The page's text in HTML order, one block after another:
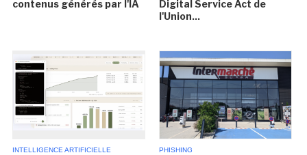
contenus générés par l'IA
Digital Service Act de
l'Union...
INTELLIGENCE ARTIFICIELLE PHISHING